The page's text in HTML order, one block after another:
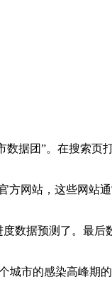
数据团”。在搜索页
方网站，这些网站
数据预测了。最
城市的感染高峰期